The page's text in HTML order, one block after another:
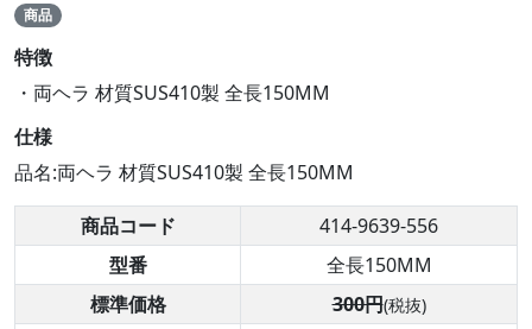
商品
特徴
・両ヘラ 材質SUS410製 全長150MM
仕様
品名:両ヘラ 材質SUS410製 全長150MM
商品コード
414-9639-556
型番
全長150MM
標準価格
300円(税抜)